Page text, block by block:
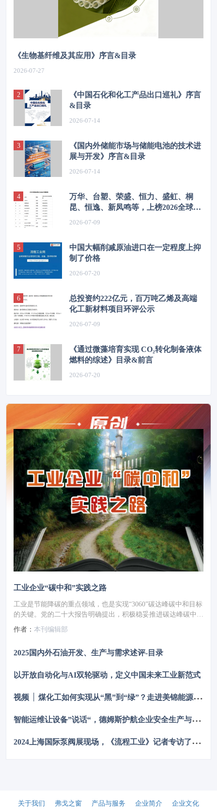
《生物基纤维及其应用》序言&目录
2026-07-27
《中国石化和化工产品出口巡礼》序言
&目录
2026-07-14
《国内外储能市场与储能电池的技术进
展与开发》序言&目录
2026-07-14
万华、台塑、荣盛、恒力、盛虹、桐
昆、恒逸、新凤鸣等，上榜2026全球化
2026-07-09
中国大幅削减原油进口在一定程度上抑
制了价格
2026-07-20
总投资约222亿元，百万吨乙烯及高端
化工新材料项目环评公示
2026-07-09
《通过微藻培育实现 CO₂转化制备液体
燃料的综述》目录&前言
2026-07-20
工业企业“碳中和”实践之路
工业是节能降碳的重点领域，也是实现“3060”碳达峰碳中和目标
的关键。党的二十大报告明确提出，积极稳妥推进碳达峰碳中
和，推进降碳、减污、扩绿、增长，完善能源消耗总量和强度调
控，重点控制化石能源消费，逐步转向碳排放总量和强度“双
展方面的成就，了解当下的创新技术和应用，《流程工业》编辑
国内外优秀的工业企业分享观点和产业实践，为广大的流程工业
作者： 本刊编辑部
2025国内外石油开发、生产与需求述评-目录
以开放自动化与AI双轮驱动，定义中国未来工业新范式
视
频 │ 煤化工如何实现从“黑”到“绿”？走进美锦能源低碳发展标杆项目
智
能运维让设备”说话“，德姆斯护航企业安全生产与降本增效
2
024上海国际泵阀展现场，《流程工业》记者专访了中国善若泵业科技有限公司总经理 卢阳
关于我们 弗戈之窗 产品与服务 企业简介 企业文化